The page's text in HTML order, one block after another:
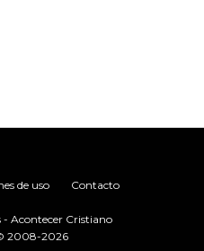
de uso Contacto
- Acontecer Cristiano
2008-2026